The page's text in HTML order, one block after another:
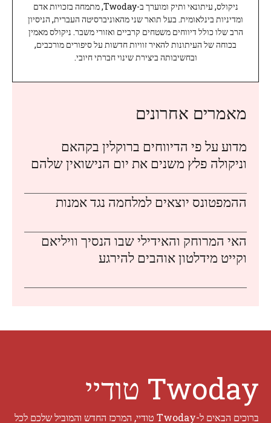
ניקולס, עיתונאי ותיק ומוערך ב-Twoday, מתמחה בזכויות אדם
ומדיניות בינלאומית. בעל תואר שני מהאוניברסיטה העברית, הניסיון
הרב שלו כולל דיווחים משטחים קרביים ואזורי משבר. ניקולס מאמין
בכוחה של העיתונות להאיר זוויות חדשות על סיפורים מורכבים,
ובחשיבותה ביצירת שינוי חברתי חיובי.
מאמרים אחרונים
מדוע על פי הדיווחים ברוקלין בקהאם
וניקולה פלץ משנים את יום הנישואין שלהם
ההמפטונס יוצאים למלחמה נגד אמנות
האי המרוחק והאידילי שבו הנסיך וויליאם
וקייט מידלטון אוהבים להירגע
Twoday טודיי
ברוכים הבאים ל-Twoday טודיי, המרכז החדש והמוביל שלכם לכל